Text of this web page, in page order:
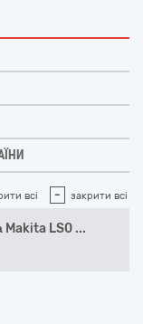
всі - закрити всі
Makita LS0 ...